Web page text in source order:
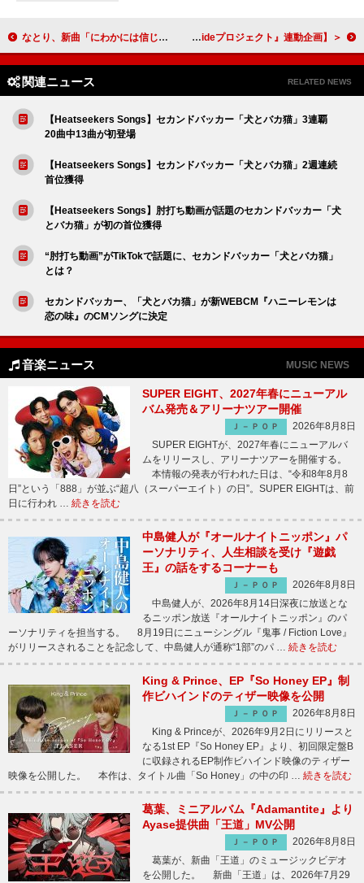
なとり、新曲「にわかには信じがたいものです」リリース＆MV公開 ＜わたしたちと音楽 Vol. 66＞奥津マリリ×星野概念が語る、涙活や瞑想を通じた心のケア【『B-sideプロジェクト』連動企画】
関連ニュース RELATED NEWS
【Heatseekers Songs】セカンドバッカー「犬とバカ猫」3連覇
20曲中13曲が初登場
【Heatseekers Songs】セカンドバッカー「犬とバカ猫」2週連続
首位獲得
【Heatseekers Songs】肘打ち動画が話題のセカンドバッカー「犬
とバカ猫」が初の首位獲得
“肘打ち動画”がTikTokで話題に、セカンドバッカー「犬とバカ猫」
とは？
セカンドバッカー、「犬とバカ猫」が新WEBCM『ハニーレモンは
恋の味』のCMソングに決定
音楽ニュース MUSIC NEWS
SUPER EIGHT、2027年春にニューアル
バム発売＆アリーナツアー開催
Ｊ－ＰＯＰ
2026年8月8日
SUPER EIGHTが、2027年春にニューアルバ
ムをリリースし、アリーナツアーを開催する。
本情報の発表が行われた日は、“令和8年8月8
日”という「888」が並ぶ“超八（スーパーエイト）の日”。SUPER EIGHTは、前
日に行われ … 続きを読む
中島健人が『オールナイトニッポン』パ
ーソナリティ、人生相談を受け『遊戯
王』の話をするコーナーも
Ｊ－ＰＯＰ
2026年8月8日
中島健人が、2026年8月14日深夜に放送とな
るニッポン放送『オールナイトニッポン』のパ
ーソナリティを担当する。 8月19日にニューシングル『鬼事 / Fiction Love』
がリリースされることを記念して、中島健人が通称“1部”のパ … 続きを読む
King & Prince、EP『So Honey EP』制
作ビハインドのティザー映像を公開
Ｊ－ＰＯＰ
2026年8月8日
King & Princeが、2026年9月2日にリリースと
なる1st EP『So Honey EP』より、初回限定盤B
に収録されるEP制作ビハインド映像のティザー
映像を公開した。 本作は、タイトル曲「So Honey」の中の印 … 続きを読む
葛葉、ミニアルバム『Adamantite』より
Ayase提供曲「王道」MV公開
Ｊ－ＰＯＰ
2026年8月8日
葛葉が、新曲「王道」のミュージックビデオ
を公開した。 新曲「王道」は、2026年7月29